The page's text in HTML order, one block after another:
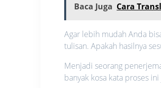
Baca Juga Cara
Agar lebih mudah Anda
tulisan. Apakah hasilnya
Menjadi seorang
banyak kosa kata proses